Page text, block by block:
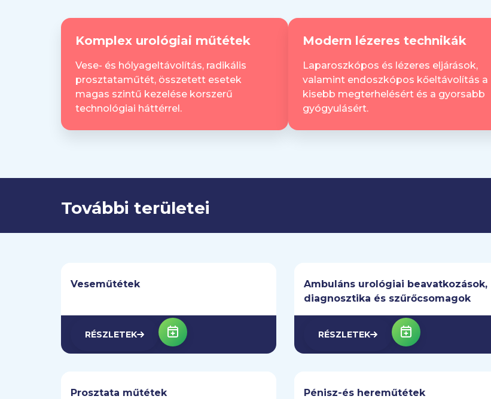
A korszerű laparoszkópos technikák, minimálisan invazív eljárások, lézeres megoldások
Emellett speciális rekonstrukciós és funkciójavító műtétek – például inkontinenciát
szalagműtétek, húgycsőplasztikák vagy komplex kismedencei beavatkozások – is
Az altatásban végzett nagyműtétek teljes körű kórházi háttérrel és intenzív terápiás
történnek.
Komplex urológiai műtétek
Vese- és hólyageltávolítás, radikális
prosztataműtét, összetett esetek
magas szintű kezelése korszerű
technológiai háttérrel.
Modern lézeres technikák
Laparoszkópos és lézeres eljárások,
valamint endoszkópos kőeltávolítás a
kisebb megterhelésért és a gyorsabb
gyógyulásért.
További területei
Veseműtétek
RÉSZLETEK
Ambuláns urológiai beavatkozások,
diagnosztika és szűrőcsomagok
RÉSZLETEK
Prosztata műtétek Pénisz-és hereműtétek